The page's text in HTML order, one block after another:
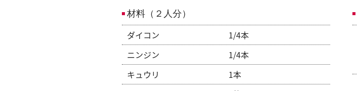
材料（２人分）
ダイコン
1/4本
ニンジン
1/4本
キュウリ
1本